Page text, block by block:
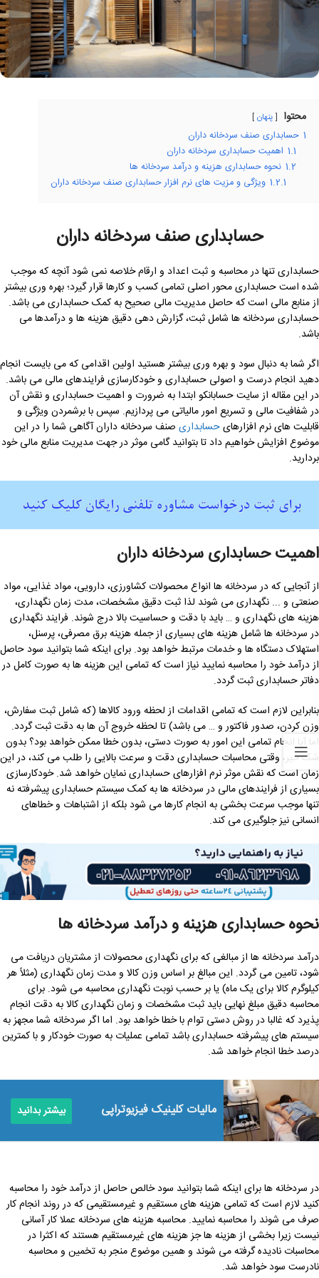
محتوا پنهان
1 حسابداری صنف سردخانه داران
1.1 اهمیت حسابداری سردخانه داران
1.2 نحوه حسابداری هزینه و درآمد سردخانه ها
1.2.1 ویژگی و مزیت های نرم افزار حسابداری صنف سردخانه داران
حسابداری صنف سردخانه داران
حسابداری تنها در محاسبه و ثبت اعداد و ارقام خلاصه نمی شود آنچه که موجب
شده است حسابداری محور اصلی تمامی کسب و کارها قرار گیرد؛ بهره وری بیشتر
از منابع مالی است که حاصل مدیریت مالی صحیح به کمک حسابداری می باشد.
حسابداری سردخانه ها شامل ثبت، گزارش دهی دقیق هزینه ها و درآمدها می
باشد.
اگر شما به دنبال سود و بهره وری بیشتر هستید اولین اقدامی که می بایست انجام
دهید انجام درست و اصولی حسابداری و خودکارسازی فرایندهای مالی می باشد.
در این مقاله از سایت حسابانکو ابتدا به ضرورت و اهمیت حسابداری و نقش آن
در شفافیت مالی و تسریع امور مالیاتی می پردازیم. سپس با برشمردن ویژگی و
قابلیت های نرم افزارهایحسابداری صنف سردخانه داران آگاهی شما را در این
موضوع افزایش خواهیم داد تا بتوانید گامی موثر در جهت مدیریت منابع مالی خود
بردارید.
اهمیت حسابداری سردخانه داران
از آنجایی که در سردخانه ها انواع محصولات کشاورزی، دارویی، مواد غذایی، مواد
صنعتی و ..‌‌. نگهداری می شوند لذا ثبت دقیق مشخصات، مدت زمان نگهداری،
هزینه های نگهداری و … باید با دقت و حساسیت بالا درج شوند. فرایند نگهداری
در سردخانه ها شامل هزینه های بسیاری از جمله هزینه برق مصرفی، پرسنل،
استهلاک دستگاه ها و خدمات مرتبط خواهد بود. برای اینکه شما بتوانید سود حاصل
از درآمد خود را محاسبه نمایید نیاز است که تمامی این هزینه ها به صورت کامل در
دفاتر حسابداری ثبت گردد.
بنابراین لازم است که تمامی اقدامات از لحظه ورود کالاها (که شامل ثبت سفارش،
وزن کردن، صدور فاکتور و … می باشد) تا لحظه خروج آن ها به دقت ثبت گردد.
اما آیا انجام تمامی این امور به صورت دستی، بدون خطا ممکن خواهد بود؟ بدون
شک خیر، وقتی محاسبات حسابداری دقت و سرعت بالایی را طلب می کند، در این
زمان است که نقش موثر نرم افزارهای حسابداری نمایان خواهد شد. خودکارسازی
بسیاری از فرایندهای مالی در سردخانه ها به کمک سیستم حسابداری پیشرفته نه
تنها موجب سرعت بخشی به انجام کارها می شود بلکه از اشتباهات و خطاهای
انسانی نیز جلوگیری می کند.
نحوه حسابداری هزینه و درآمد سردخانه ها
درآمد سردخانه ها از مبالغی که برای نگهداری محصولات از مشتریان دریافت می
شود، تامین می گردد. این مبالغ بر اساس وزن کالا و مدت زمان نگهداری (مثلاً هر
کیلوگرم کالا برای یک ماه) یا بر حسب نوبت نگهداری محاسبه می شود. برای
محاسبه دقیق مبلغ نهایی باید ثبت مشخصات و زمان نگهداری کالا به دقت انجام
پذیرد که غالبا در روش دستی توام با خطا خواهد بود. اما اگر سردخانه شما مجهز به
سیستم های پیشرفته حسابداری باشد تمامی عملیات به صورت خودکار و با کمترین
درصد خطا انجام خواهد شد.
مالیات کلینیک فیزیوتراپی بیشتر بدانید
در سردخانه ها برای اینکه شما بتوانید سود خالص حاصل از درآمد خود را محاسبه
کنید لازم است که تمامی هزینه های مستقیم و غیرمستقیمی که در روند انجام کار
صرف می شوند را محاسبه نمایید. محاسبه هزینه های سردخانه عملا کار آسانی
نیست زیرا بخشی از هزینه ها جز هزینه های غیرمستقیم هستند که اکثرا در
محاسبات نادیده گرفته می شوند و همین موضوع منجر به تخمین و محاسبه
نادرست سود خواهد شد.